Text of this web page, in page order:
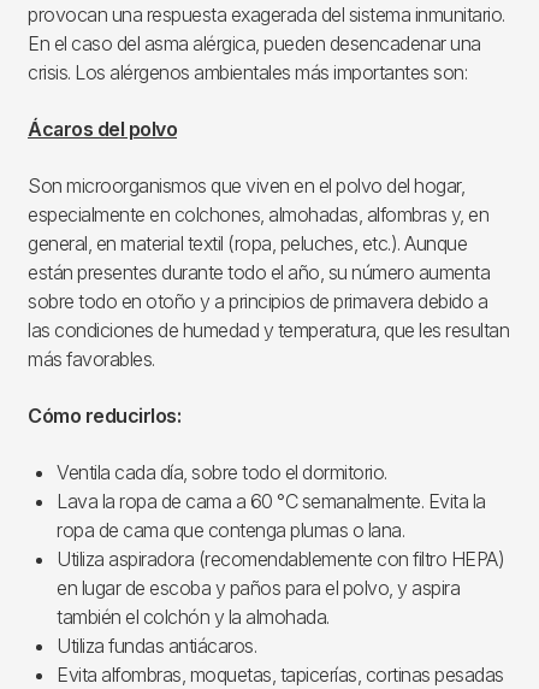
provocan una respuesta exagerada del sistema inmunitario.
En el caso del asma alérgica, pueden desencadenar una
crisis. Los alérgenos ambientales más importantes son:
Ácaros del polvo
Son microorganismos que viven en el polvo del hogar,
especialmente en colchones, almohadas, alfombras y, en
general, en material textil (ropa, peluches, etc.). Aunque
están presentes durante todo el año, su número aumenta
sobre todo en otoño y a principios de primavera debido a
las condiciones de humedad y temperatura, que les resultan
más favorables.
Cómo reducirlos:
Ventila cada día, sobre todo el dormitorio.
Lava la ropa de cama a 60 °C semanalmente. Evita la
ropa de cama que contenga plumas o lana.
Utiliza aspiradora (recomendablemente con filtro HEPA)
en lugar de escoba y paños para el polvo, y aspira
también el colchón y la almohada.
Utiliza fundas antiácaros.
Evita alfombras, moquetas, tapicerías, cortinas pesadas